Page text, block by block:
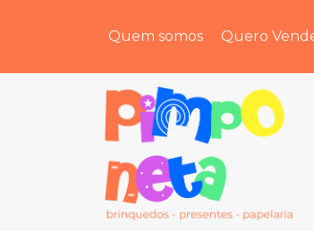
Quem somos Quero